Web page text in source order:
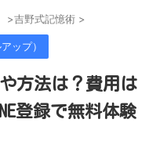
>吉野式記憶術 >
ップ）
方法は？費用は
登録で無料体験